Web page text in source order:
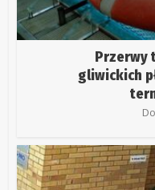
Przerwy
gliwickich